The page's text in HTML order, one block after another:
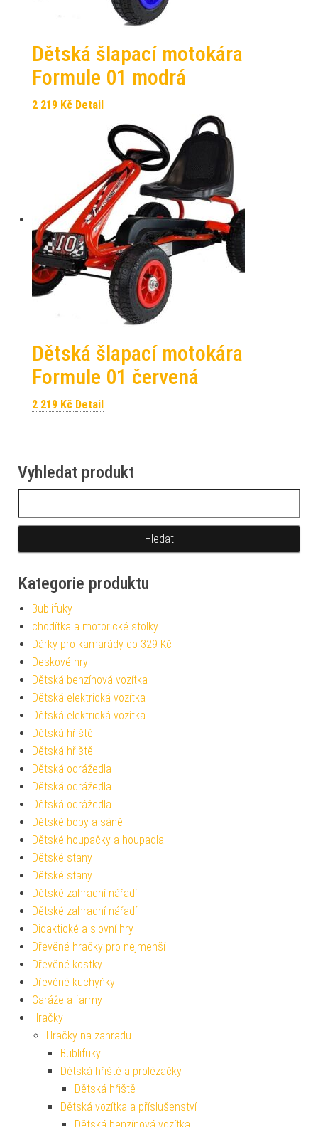
Dětská šlapací motokára
Formule 01 modrá
2 219 Kč Detail
Dětská šlapací motokára
Formule 01 červená
2 219 Kč Detail
Vyhledat produkt
Kategorie produktu
Bublifuky
chodítka a motorické stolky
Dárky pro kamarády do 329 Kč
Deskové hry
Dětská benzínová vozítka
Dětská elektrická vozítka
Dětská elektrická vozítka
Dětská hřiště
Dětská hřiště
Dětská odrážedla
Dětská odrážedla
Dětská odrážedla
Dětské boby a sáně
Dětské houpačky a houpadla
Dětské stany
Dětské stany
Dětské zahradní nářadí
Dětské zahradní nářadí
Didaktické a slovní hry
Dřevěné hračky pro nejmenší
Dřevěné kostky
Dřevěné kuchyňky
Garáže a farmy
Hračky
Hračky na zahradu
Bublifuky
Dětská hřiště a prolézačky
Dětská hřiště
Dětská vozítka a příslušenství